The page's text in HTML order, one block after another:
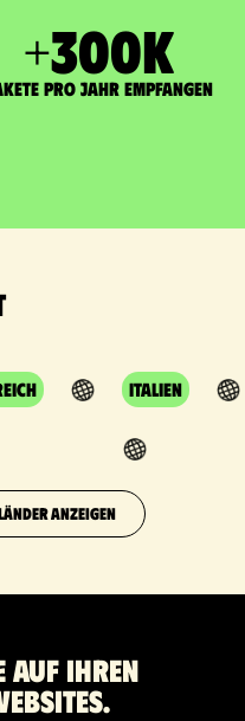
+300K
pro Jahr empfangen
Italien
ANZEIGEN
auf Ihren